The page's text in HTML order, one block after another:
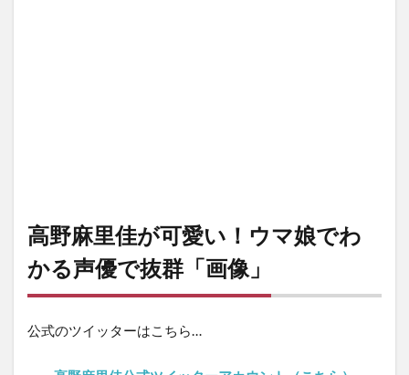
高野麻里佳が可愛い！ウマ娘でわ
かる声優で抜群「画像」
公式のツイッターはこちら…